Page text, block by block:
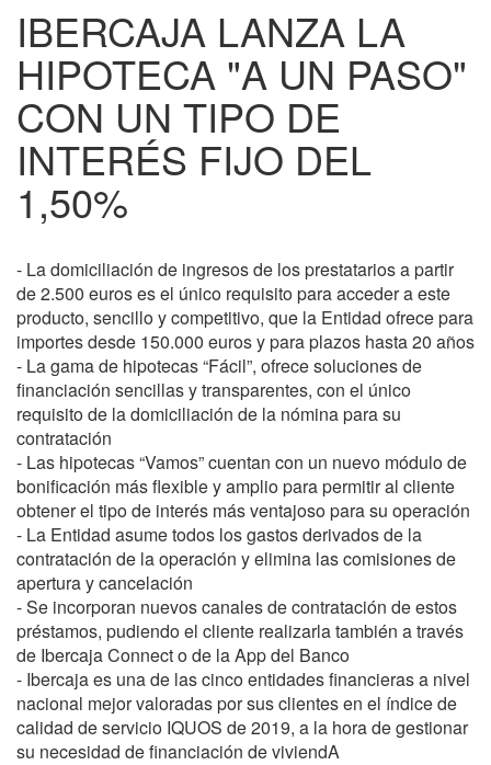
IBERCAJA LANZA LA
HIPOTECA "A UN PASO"
CON UN TIPO DE
INTERÉS FIJO DEL
1,50%
- La domiciliación de ingresos de los prestatarios a partir
de 2.500 euros es el único requisito para acceder a este
producto, sencillo y competitivo, que la Entidad ofrece para
importes desde 150.000 euros y para plazos hasta 20 años
- La gama de hipotecas “Fácil”, ofrece soluciones de
financiación sencillas y transparentes, con el único
requisito de la domiciliación de la nómina para su
contratación
- Las hipotecas “Vamos” cuentan con un nuevo módulo de
bonificación más flexible y amplio para permitir al cliente
obtener el tipo de interés más ventajoso para su operación
- La Entidad asume todos los gastos derivados de la
contratación de la operación y elimina las comisiones de
apertura y cancelación
- Se incorporan nuevos canales de contratación de estos
préstamos, pudiendo el cliente realizarla también a través
de Ibercaja Connect o de la App del Banco
- Ibercaja es una de las cinco entidades financieras a nivel
nacional mejor valoradas por sus clientes en el índice de
calidad de servicio IQUOS de 2019, a la hora de gestionar
su necesidad de financiación de viviendA